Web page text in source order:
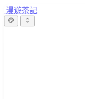
漫遊茶記